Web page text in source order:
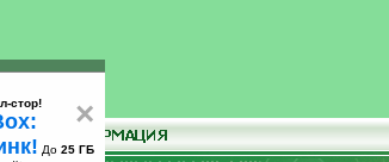
×
стор!
До 25 ГБ